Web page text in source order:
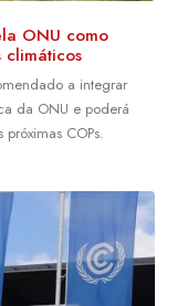
ONU como
a integrar
da ONU e poderá
COPs.